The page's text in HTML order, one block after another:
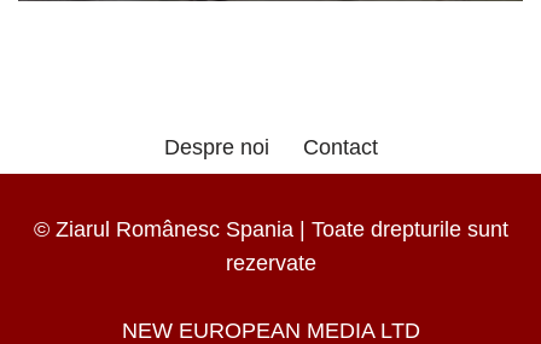
Despre noi Contact
© Ziarul Românesc Spania | Toate drepturile sunt
rezervate
NEW EUROPEAN MEDIA LTD